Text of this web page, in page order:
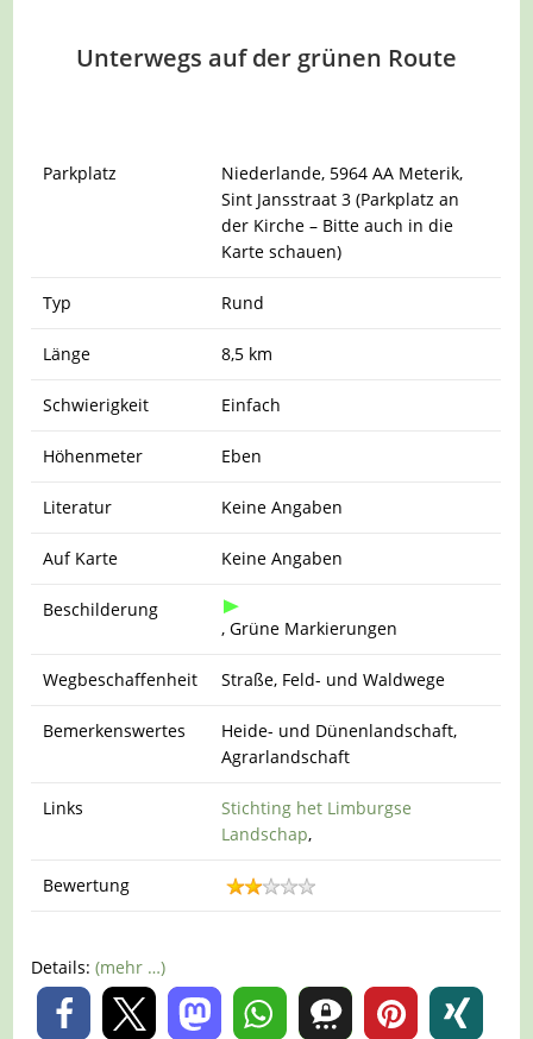
Unterwegs auf der grünen Route
Parkplatz
Niederlande, 5964 AA Meterik,
Sint Jansstraat 3 (Parkplatz an
der Kirche – Bitte auch in die
Karte schauen)
Typ Rund
Länge 8,5 km
Schwierigkeit Einfach
Höhenmeter Eben
Literatur Keine Angaben
Auf Karte Keine Angaben
Beschilderung
, Grüne Markierungen
Wegbeschaffenheit Straße, Feld- und Waldwege
Bemerkenswertes
Heide- und Dünenlandschaft,
Agrarlandschaft
Links
Stichting het Limburgse
Landschap,
Bewertung
Details:(mehr …)
0